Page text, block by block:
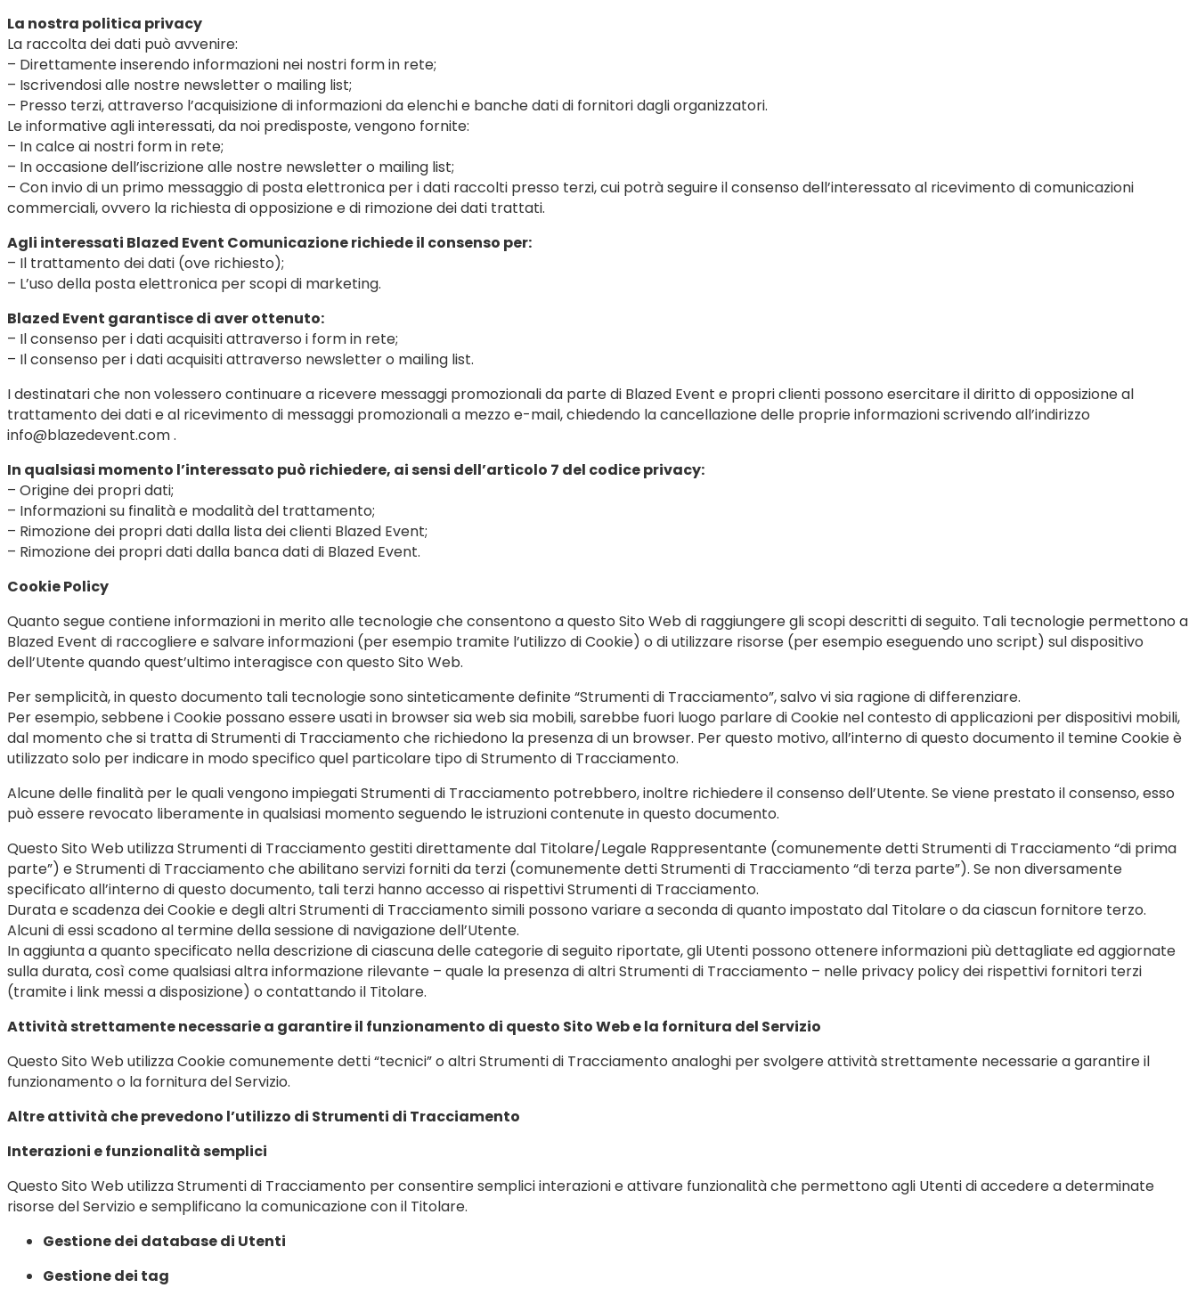
La nostra politica privacy
La raccolta dei dati può avvenire:
– Direttamente inserendo informazioni nei nostri form in rete;
– Iscrivendosi alle nostre newsletter o mailing list;
– Presso terzi, attraverso l’acquisizione di informazioni da elenchi e banche dati di fornitori dagli organizzatori.
Le informative agli interessati, da noi predisposte, vengono fornite:
– In calce ai nostri form in rete;
– In occasione dell’iscrizione alle nostre newsletter o mailing list;
– Con invio di un primo messaggio di posta elettronica per i dati raccolti presso terzi, cui potrà seguire il consenso dell’interessato al ricevimento di comunicazioni
commerciali, ovvero la richiesta di opposizione e di rimozione dei dati trattati.
Agli interessati Blazed Event Comunicazione richiede il consenso per:
– Il trattamento dei dati (ove richiesto);
– L’uso della posta elettronica per scopi di marketing.
Blazed Event garantisce di aver ottenuto:
– Il consenso per i dati acquisiti attraverso i form in rete;
– Il consenso per i dati acquisiti attraverso newsletter o mailing list.
I destinatari che non volessero continuare a ricevere messaggi promozionali da parte di Blazed Event e propri clienti possono esercitare il diritto di opposizione al
trattamento dei dati e al ricevimento di messaggi promozionali a mezzo e-mail, chiedendo la cancellazione delle proprie informazioni scrivendo all’indirizzo
info@blazedevent.com .
In qualsiasi momento l’interessato può richiedere, ai sensi dell’articolo 7 del codice privacy:
– Origine dei propri dati;
– Informazioni su finalità e modalità del trattamento;
– Rimozione dei propri dati dalla lista dei clienti Blazed Event;
– Rimozione dei propri dati dalla banca dati di Blazed Event.
Cookie Policy
Quanto segue contiene informazioni in merito alle tecnologie che consentono a questo Sito Web di raggiungere gli scopi descritti di seguito. Tali tecnologie permettono a
Blazed Event di raccogliere e salvare informazioni (per esempio tramite l’utilizzo di Cookie) o di utilizzare risorse (per esempio eseguendo uno script) sul dispositivo
dell’Utente quando quest’ultimo interagisce con questo Sito Web.
Per semplicità, in questo documento tali tecnologie sono sinteticamente definite “Strumenti di Tracciamento”, salvo vi sia ragione di differenziare.
Per esempio, sebbene i Cookie possano essere usati in browser sia web sia mobili, sarebbe fuori luogo parlare di Cookie nel contesto di applicazioni per dispositivi mobili,
dal momento che si tratta di Strumenti di Tracciamento che richiedono la presenza di un browser. Per questo motivo, all’interno di questo documento il temine Cookie è
utilizzato solo per indicare in modo specifico quel particolare tipo di Strumento di Tracciamento.
Alcune delle finalità per le quali vengono impiegati Strumenti di Tracciamento potrebbero, inoltre richiedere il consenso dell’Utente. Se viene prestato il consenso, esso
può essere revocato liberamente in qualsiasi momento seguendo le istruzioni contenute in questo documento.
Questo Sito Web utilizza Strumenti di Tracciamento gestiti direttamente dal Titolare/Legale Rappresentante (comunemente detti Strumenti di Tracciamento “di prima
parte”) e Strumenti di Tracciamento che abilitano servizi forniti da terzi (comunemente detti Strumenti di Tracciamento “di terza parte”). Se non diversamente
specificato all’interno di questo documento, tali terzi hanno accesso ai rispettivi Strumenti di Tracciamento.
Durata e scadenza dei Cookie e degli altri Strumenti di Tracciamento simili possono variare a seconda di quanto impostato dal Titolare o da ciascun fornitore terzo.
Alcuni di essi scadono al termine della sessione di navigazione dell’Utente.
In aggiunta a quanto specificato nella descrizione di ciascuna delle categorie di seguito riportate, gli Utenti possono ottenere informazioni più dettagliate ed aggiornate
sulla durata, così come qualsiasi altra informazione rilevante – quale la presenza di altri Strumenti di Tracciamento – nelle privacy policy dei rispettivi fornitori terzi
(tramite i link messi a disposizione) o contattando il Titolare.
Attività strettamente necessarie a garantire il funzionamento di questo Sito Web e la fornitura del Servizio
Questo Sito Web utilizza Cookie comunemente detti “tecnici” o altri Strumenti di Tracciamento analoghi per svolgere attività strettamente necessarie a garantire il
funzionamento o la fornitura del Servizio.
Altre attività che prevedono l’utilizzo di Strumenti di Tracciamento
Interazioni e funzionalità semplici
Questo Sito Web utilizza Strumenti di Tracciamento per consentire semplici interazioni e attivare funzionalità che permettono agli Utenti di accedere a determinate
risorse del Servizio e semplificano la comunicazione con il Titolare.
Gestione dei database di Utenti
Gestione dei tag